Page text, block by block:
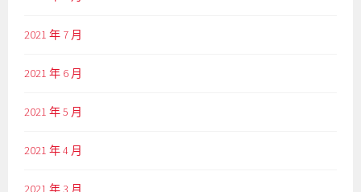
2021 年 7 月
2021 年 6 月
2021 年 5 月
2021 年 4 月
2021 年 3 月